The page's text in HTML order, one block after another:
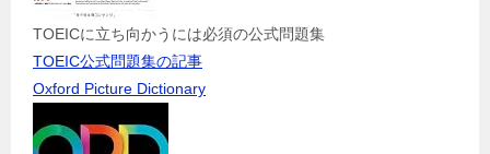
TOEICに立ち向かうには必須の公式問題集
TOEIC公式問題集の記事
Oxford Picture Dictionary